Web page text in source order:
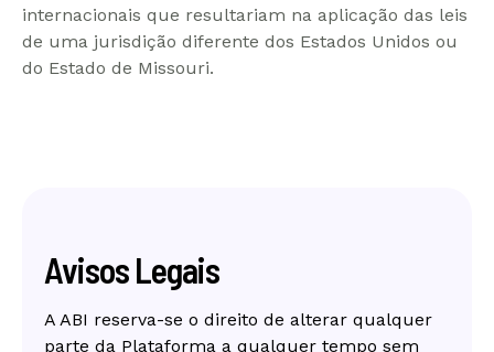
internacionais que resultariam na aplicação das leis
de uma jurisdição diferente dos Estados Unidos ou
do Estado de Missouri.
Avisos Legais
A ABI reserva-se o direito de alterar qualquer
parte da Plataforma a qualquer tempo sem